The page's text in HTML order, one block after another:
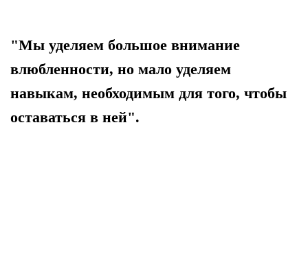
"Мы уделяем большое внимание
влюбленности, но мало уделяем
навыкам, необходимым для того, чтобы
оставаться в ней".